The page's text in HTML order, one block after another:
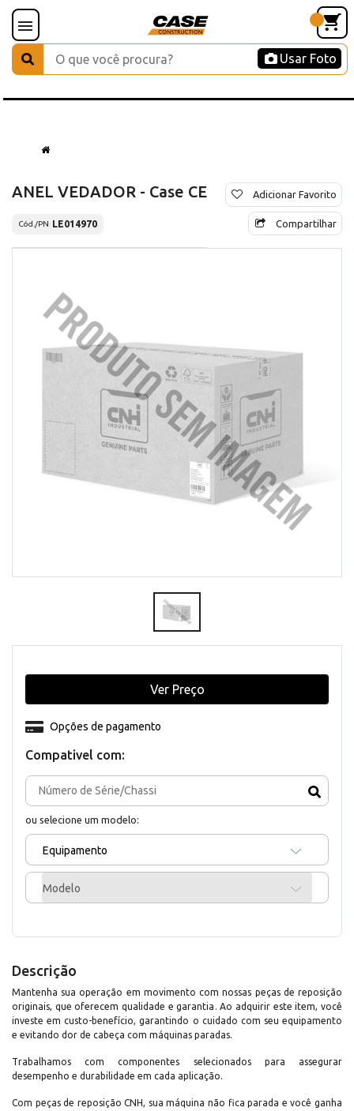
Usar Foto
ANEL VEDADOR - Case CE
Cód./PN LE014970
Adicionar Favorito
Compartilhar
Compativel com:
ou selecione um modelo:
Equipamento
Modelo
Opções de pagamento
Ver Preço
Descrição
Mantenha sua operação em movimento com nossas peças de reposição
originais, que oferecem qualidade e garantia. Ao adquirir este item, você
investe em custo-benefício, garantindo o cuidado com seu equipamento
e evitando dor de cabeça com máquinas paradas.
Trabalhamos com componentes selecionados para assegurar
desempenho e durabilidade em cada aplicação.
Com peças de reposição CNH, sua máquina não fica parada e você ganha